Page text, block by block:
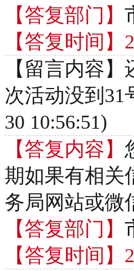
【答复部门】
【答复时间】
【留言内容
次活动没到31
30 10:56:51)
【答复内容】
期如果有相关
务局网站或微
【答复部门】
【答复时间】